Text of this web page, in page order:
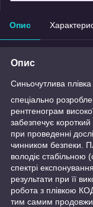
Опис
Опис
Синьочутлива
спеціально
рентгенограм
забезпечує
при проведенні
чинником безпеки.
володіє стабільною
спектрі
результати при її
робота з плівкою
тим самим